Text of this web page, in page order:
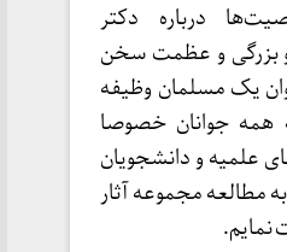
درباره دکتر
بزرگی و عظمت سخن
یک مسلمان وظیفه
جوانان خصوصا
علمیه و دانشجویان
مطالعه مجموعه آثار